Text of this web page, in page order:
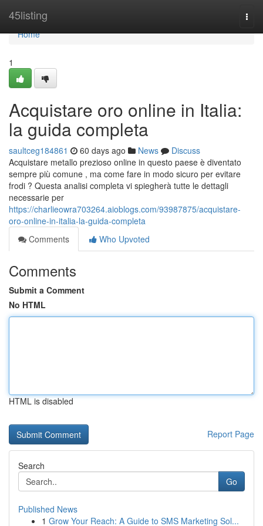
45listing
Home
Home
1
Acquistare oro online in Italia:
la guida completa
saultceg184861 60 days ago News
Discuss
Acquistare metallo prezioso online in questo paese è diventato
sempre più comune , ma come fare in modo sicuro per evitare
frodi ? Questa analisi completa vi spiegherà tutte le dettagli
necessarie per
https://charlieowra703264.aioblogs.com/93987875/acquistare-
oro-online-in-italia-la-guida-completa
Comments
Who Upvoted
Comments
Submit a Comment
No HTML
HTML is disabled
Report Page
Search
Go
Published News
1 Grow Your Reach: A Guide to SMS Marketing Sol...